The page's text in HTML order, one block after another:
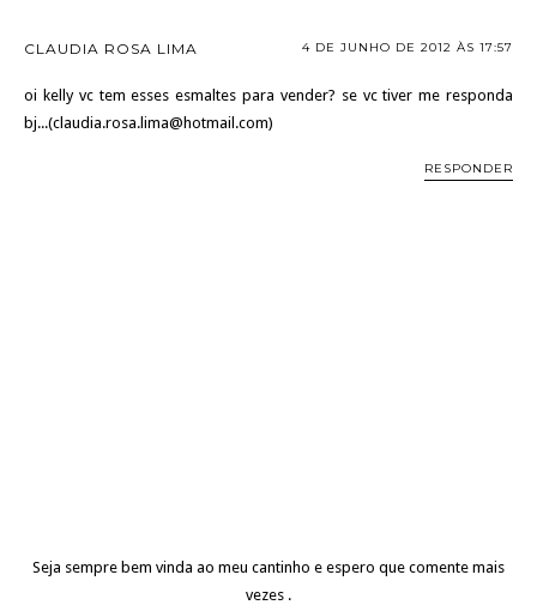
CLAUDIA ROSA LIMA 4 DE JUNHO DE 2012 ÀS 17:57
oi kelly vc tem esses esmaltes para vender? se vc tiver me responda
bj...(claudia.rosa.lima@hotmail.com)
RESPONDER
Seja sempre bem vinda ao meu cantinho e espero que comente mais
vezes .